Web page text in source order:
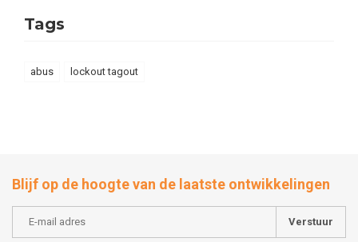
Tags
abus lockout tagout
Blijf op de hoogte van de laatste ontwikkelingen
Verstuur